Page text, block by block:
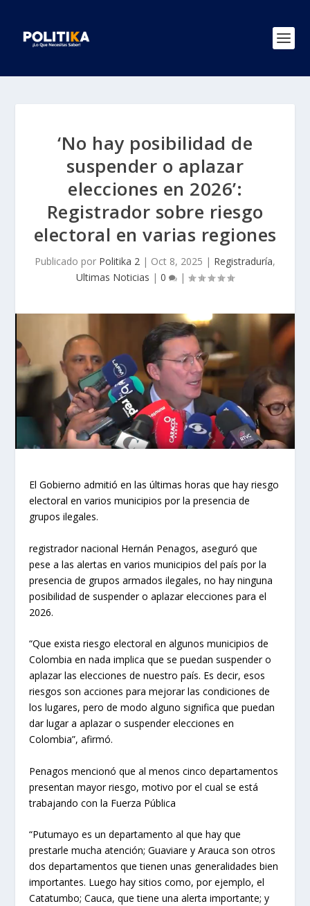
‘No hay posibilidad de
suspender o aplazar
elecciones en 2026’:
Registrador sobre riesgo
electoral en varias regiones
Publicado por Politika 2 | Oct 8, 2025 | Registraduría,
Ultimas Noticias | 0 |
El Gobierno admitió en las últimas horas que hay riesgo
electoral en varios municipios por la presencia de
grupos ilegales.
registrador nacional Hernán Penagos, aseguró que
pese a las alertas en varios municipios del país por la
presencia de grupos armados ilegales, no hay ninguna
posibilidad de suspender o aplazar elecciones para el
2026.
“Que exista riesgo electoral en algunos municipios de
Colombia en nada implica que se puedan suspender o
aplazar las elecciones de nuestro país. Es decir, esos
riesgos son acciones para mejorar las condiciones de
los lugares, pero de modo alguno significa que puedan
dar lugar a aplazar o suspender elecciones en
Colombia”, afirmó.
Penagos mencionó que al menos cinco departamentos
presentan mayor riesgo, motivo por el cual se está
trabajando con la Fuerza Pública
“Putumayo es un departamento al que hay que
prestarle mucha atención; Guaviare y Arauca son otros
dos departamentos que tienen unas generalidades bien
importantes. Luego hay sitios como, por ejemplo, el
Catatumbo; Cauca, que tiene una alerta importante; y